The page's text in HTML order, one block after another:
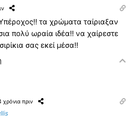
τα χρώματα ταίριαξαν
πολύ ωραία ιδέα!! να χαίρεστε
σας εκεί μέσα!!
χρόνια πριν